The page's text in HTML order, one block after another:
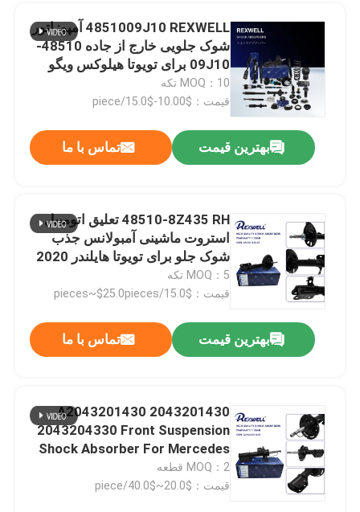
4851009J10 REXWELL آمپوزاتور
شوک جلویی خارج از جاده 48510-
09J10 برای تویوتا هیلوکس ویگو
4WD
MOQ：10 تکه
قیمت：$10.00-$15.0/piece
بهترین قیمت تماس با ما
48510-8Z435 RH تعلیق اتومبیل
استروت ماشینی آمبولانس جذب
شوک جلو برای تویوتا هایلندر 2020
MOQ：5 تکه
قیمت：$15.0/pieces~$25.0pieces
بهترین قیمت تماس با ما
A2043201430 2043201430
2043204330 Front Suspension
Shock Absorber For Mercedes
Benz C-Class W204 S204 E-
Class C207
MOQ：2 قطعه
قیمت：$20.0~$40.0/piece